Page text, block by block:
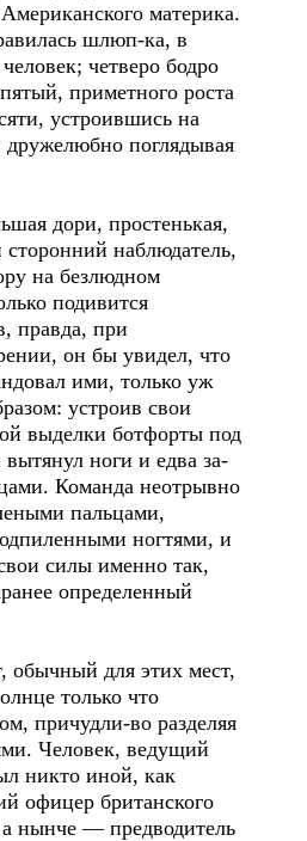
материка.
шлюп-ка, в
четверо бодро
приметного роста
устроившись на
дружелюбно поглядывая
дори, простенькая,
сторонний наблюдатель,
на безлюдном
подивится
правда, при
он бы увидел, что
ими, только уж
устроив свои
выделки ботфорты под
ноги и едва за-
Команда неотрывно
пальцами,
ногтями, и
силы именно так,
определенный
обычный для этих мест,
только что
причудли-во разделяя
Человек, ведущий
никто иной, как
офицер британского
а нынче — предводитель